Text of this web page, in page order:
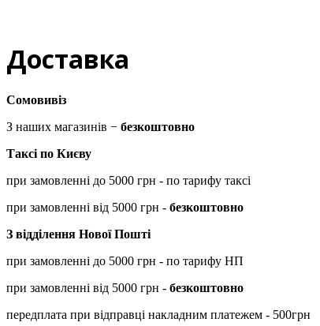
Доставка
Сомовивіз
З наших магазинів − безкоштовно
Таксі по Києву
при замовленні до 5000 грн - по тарифу таксі
при замовленні від 5000 грн - безкоштовно
З відділення Нової Пошті
при замовленні до 5000 грн - по тарифу НП
при замовленні від 5000 грн - безкоштовно
передплата при відправці накладним платежем - 500грн